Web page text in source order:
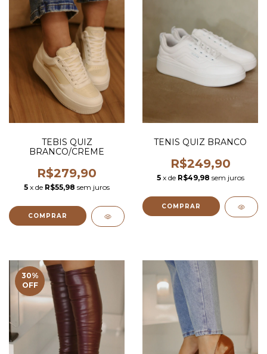
TEBIS QUIZ
BRANCO/CREME
R$279,90
5 x de R$55,98 sem juros
COMPRAR
TENIS QUIZ BRANCO
R$249,90
5 x de R$49,98 sem juros
COMPRAR
30%
OFF